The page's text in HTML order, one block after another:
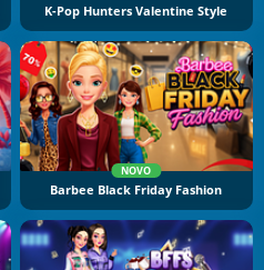
K-Pop Hunters Valentine Style
NOVO
Barbee Black Friday Fashion